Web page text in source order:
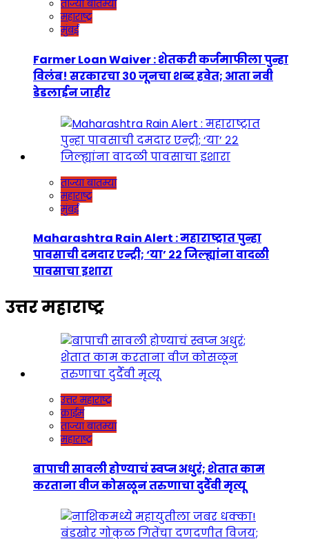
ताज्या बातम्या
महाराष्ट्र
मुंबई
Farmer Loan Waiver : शेतकरी कर्जमाफीला पुन्हा
विलंब! सरकारचा ३० जूनचा शब्द हवेत; आता नवी
डेडलाईन जाहीर
ताज्या बातम्या
महाराष्ट्र
मुंबई
Maharashtra Rain Alert : महाराष्ट्रात पुन्हा
पावसाची दमदार एन्ट्री; ‘या’ २२ जिल्ह्यांना वादळी
पावसाचा इशारा
उत्तर महाराष्ट्र
उत्तर महाराष्ट्र
क्राईम
ताज्या बातम्या
महाराष्ट्र
बापाची सावली होण्याचं स्वप्न अधुरं; शेतात काम
करताना वीज कोसळून तरुणाचा दुर्दैवी मृत्यू